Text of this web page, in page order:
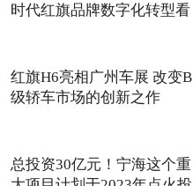
时代红旗品牌数字化转型看
红旗H6亮相广州车展 改变B
级轿车市场的创新之作
总投资30亿元！宁海这个重